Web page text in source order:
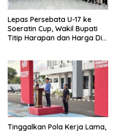
Lepas Persebata U-17 ke
Soeratin Cup, Wakil Bupati
Titip Harapan dan Harga Diri
Tinggalkan Pola Kerja Lama,